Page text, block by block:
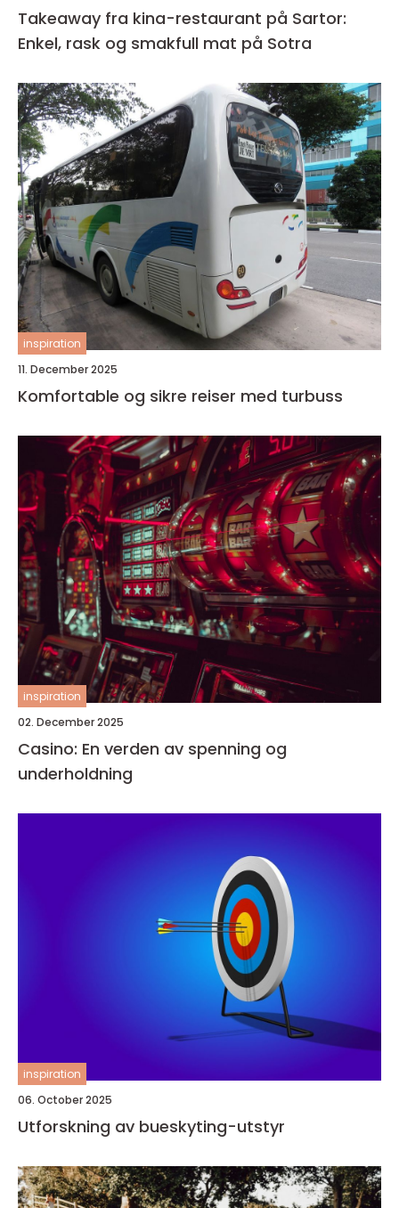
Takeaway fra kina-restaurant på Sartor:
Enkel, rask og smakfull mat på Sotra
inspiration
11. December 2025
Komfortable og sikre reiser med turbuss
inspiration
02. December 2025
Casino: En verden av spenning og
underholdning
inspiration
06. October 2025
Utforskning av bueskyting-utstyr